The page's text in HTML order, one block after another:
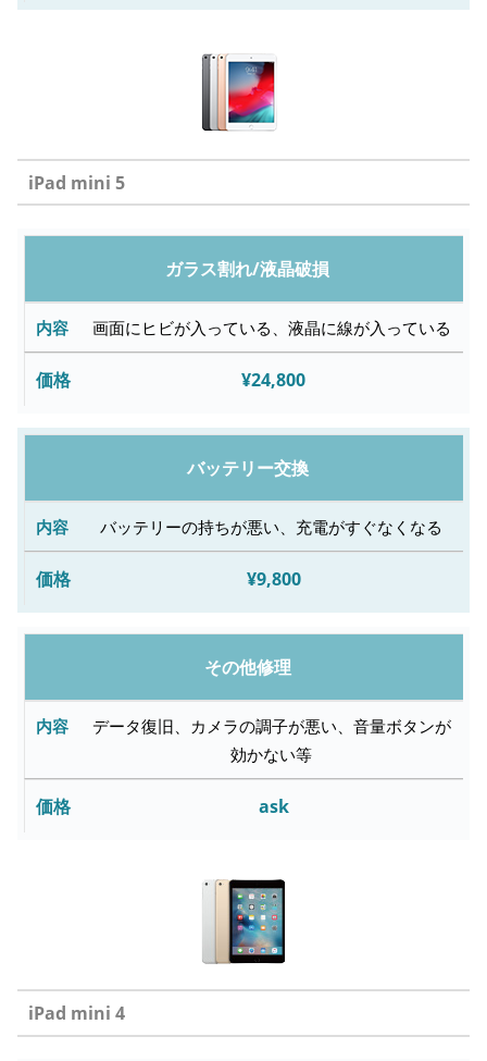
iPad mini 5
理
内
容
故
容
修
理
ガラス割れ/液晶破損
画面にヒビが入っている、液晶に線が入っている
¥24,800
バッテリー交換
バッテリーの持ちが悪い、充電がすぐなくなる
¥9,800
その他修理
データ復旧、カメラの調子が悪い、音量ボタンが
効かない等
ask
iPad mini 4